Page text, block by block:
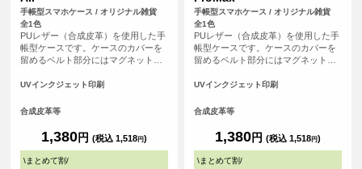
手帳型スマホケース / オリジナル雑貨
全1色
PUレザー（合成皮革）を使用した手
帳型ケースです。ケースのカバーを
留めるベルト部分にはマグネット使
た。内側にはSuicaやPASMOなどの
ード用スリットがございます。
UVインクジェット印刷
合成皮革等
1,380円 (税込 1,518円)
\まとめて割/
手帳型スマホケース / オリジナル雑貨
全1色
PUレザー（合成皮革）を使用した手
帳型ケースです。ケースのカバーを
留めるベルト部分にはマグネット使
た。内側にはSuicaやPASMOなどの
ード用スリットがございます。
UVインクジェット印刷
合成皮革等
1,380円 (税込 1,518円)
\まとめて割/